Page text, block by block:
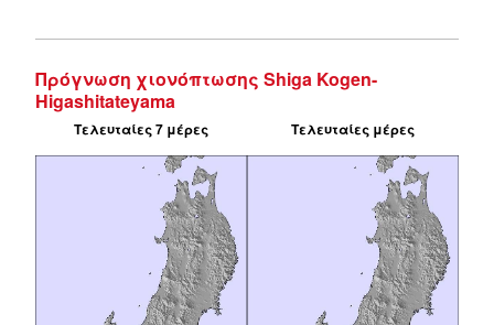
Πρόγνωση χιονόπτωσης Shiga Kogen-
Higashitateyama
Τελευταίες 7 μέρες Τελευταίες μέρες